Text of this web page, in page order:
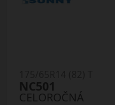
CELOROČNÁ
NC501